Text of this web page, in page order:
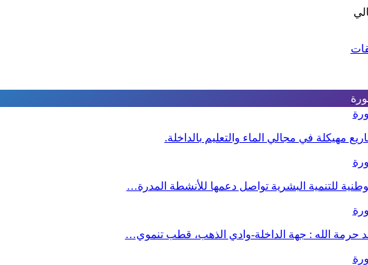
مهيكلة في مجالي الماء والتعليم بالداخلة.
للتنمية البشرية تواصل دعمها للأنشطة المدرة…
حرمة الله : جهة الداخلة-وادي الذهب، قطب تنموي…